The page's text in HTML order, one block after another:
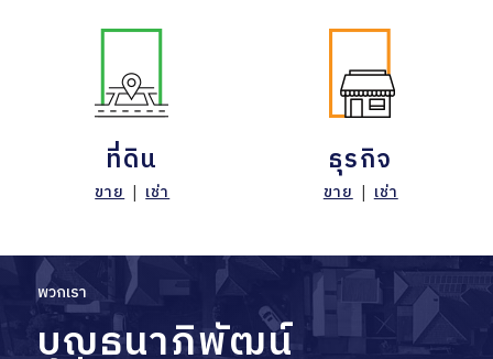
ที่ดิน
ขาย | เช่า
ธุรกิจ
ขาย | เช่า
พวกเรา
บุญธนาภิพัฒน์